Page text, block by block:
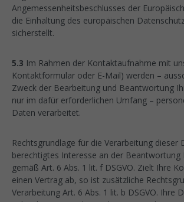
Angemessenheitsbeschlusses der
die Einhaltung des europäischen
sicherstellt.
5.3 Im Rahmen der Kontaktaufnahme mit
Kontaktformular oder E-Mail) werden –
Zweck der Bearbeitung und Beantwortung
nur im dafür erforderlichen Umfang –
Daten verarbeitet.
Rechtsgrundlage für die Verarbeitung dieser
berechtigtes Interesse an der Beantwortung
gemäß Art. 6 Abs. 1 lit. f DSGVO. Zielt Ihre
einen Vertrag ab, so ist zusätzliche
Verarbeitung Art. 6 Abs. 1 lit. b DSGVO. Ihre